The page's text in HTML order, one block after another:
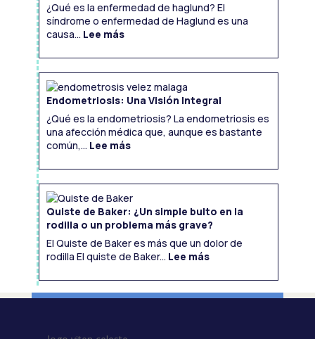
¿Qué es la enfermedad de haglund? El
síndrome o enfermedad de Haglund es una
causa... Lee más:
Enfermedad
de
Haglund
de
fisioterapia
Endometriosis: Una Visión Integral
¿Qué es la endometriosis? La endometriosis es
una afección médica que, aunque es bastante
común,... Lee más:
Endometriosis:
Una
Visión
Quiste de Baker: ¿Un simple bulto en la
rodilla o un problema más grave?
El Quiste de Baker es más que un dolor de
rodilla El quiste de Baker... Lee más:
Quiste
de
Baker:
en
la
o
un
problema